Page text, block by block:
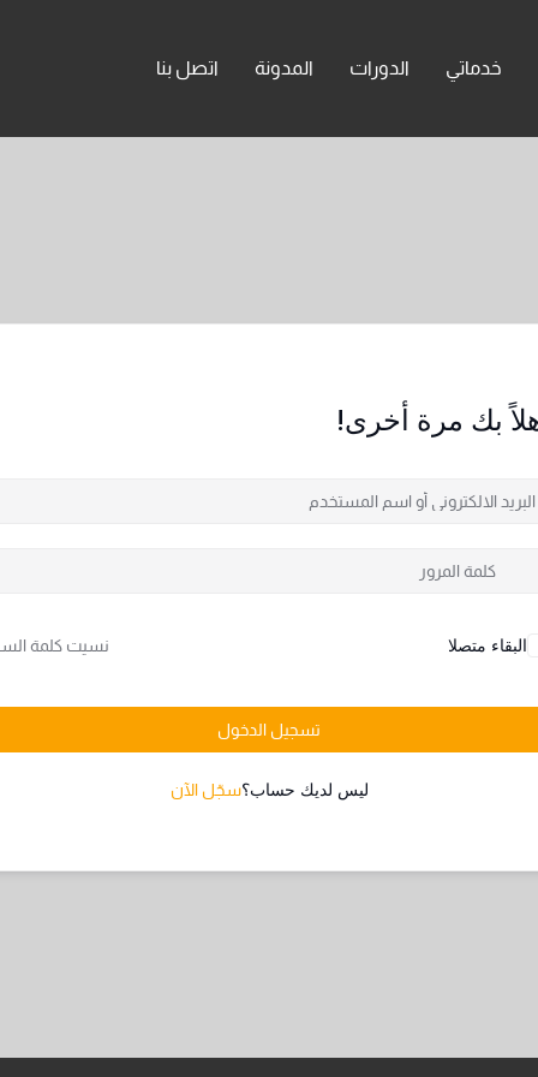
خدماتي الدورات المدونة اتصل بنا
بك مرة أخرى!
البقاء متصلا نسيت كلمة
تسجيل الدخول
ليس لديك حساب؟سجّل الآن